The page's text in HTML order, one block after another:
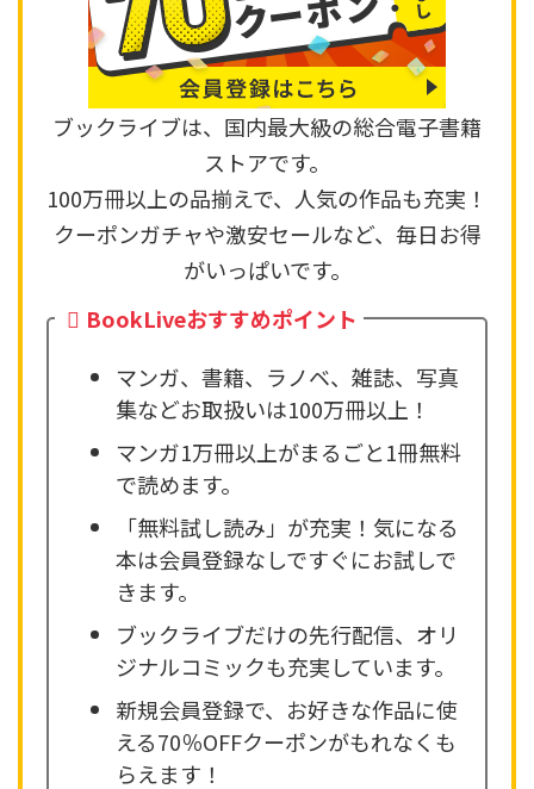
ブックライブは、国内最大級の総合電子書籍
ストアです。
100万冊以上の品揃えで、人気の作品も充実！
クーポンガチャや激安セールなど、毎日お得
がいっぱいです。
BookLiveおすすめポイント
マンガ、書籍、ラノベ、雑誌、写真
集などお取扱いは100万冊以上！
マンガ1万冊以上がまるごと1冊無料
で読めます。
「無料試し読み」が充実！気になる
本は会員登録なしですぐにお試しで
きます。
ブックライブだけの先行配信、オリ
ジナルコミックも充実しています。
新規会員登録で、お好きな作品に使
える70％OFFクーポンがもれなくも
らえます！